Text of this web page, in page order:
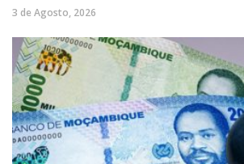
3 de Agosto, 2026